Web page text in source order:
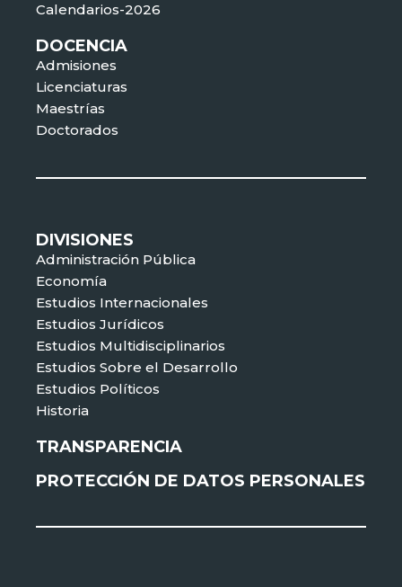
Calendarios-2026
DOCENCIA
Admisiones
Licenciaturas
Maestrías
Doctorados
DIVISIONES
Administración Pública
Economía
Estudios Internacionales
Estudios Jurídicos
Estudios Multidisciplinarios
Estudios Sobre el Desarrollo
Estudios Políticos
Historia
TRANSPARENCIA
PROTECCIÓN DE DATOS PERSONALES